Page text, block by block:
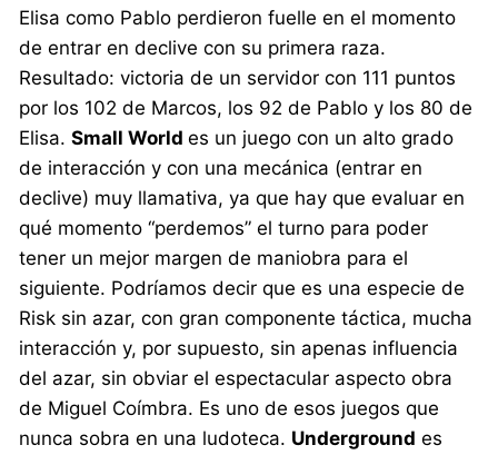
Elisa como Pablo perdieron fuelle en el momento
de entrar en declive con su primera raza.
Resultado: victoria de un servidor con 111 puntos
por los 102 de Marcos, los 92 de Pablo y los 80 de
Elisa.Small Worldes un juego con un alto grado
de interacción y con una mecánica (entrar en
declive) muy llamativa, ya que hay que evaluar en
qué momento “perdemos” el turno para poder
tener un mejor margen de maniobra para el
siguiente. Podríamos decir que es una especie de
Risk sin azar, con gran componente táctica, mucha
interacción y, por supuesto, sin apenas influencia
del azar, sin obviar el espectacular aspecto obra
de Miguel Coímbra. Es uno de esos juegos que
nunca sobra en una ludoteca. Underground es